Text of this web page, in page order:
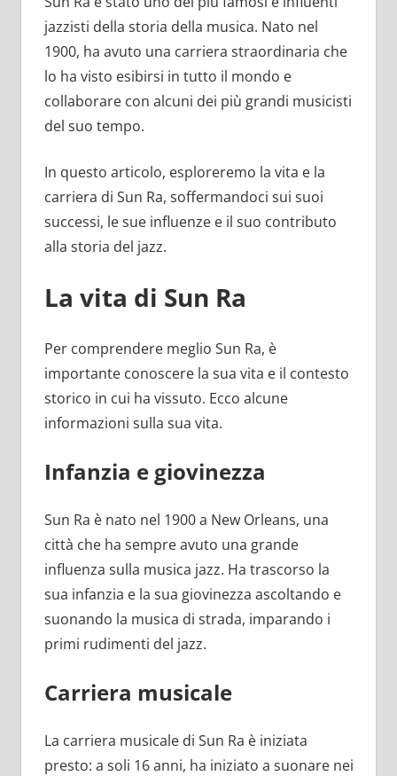
jazzisti della storia della musica. Nato nel
1900, ha avuto una carriera straordinaria che
lo ha visto esibirsi in tutto il mondo e
collaborare con alcuni dei più grandi musicisti
del suo tempo.
In questo articolo, esploreremo la vita e la
carriera di Sun Ra, soffermandoci sui suoi
successi, le sue influenze e il suo contributo
alla storia del jazz.
La vita di Sun Ra
Per comprendere meglio Sun Ra, è
importante conoscere la sua vita e il contesto
storico in cui ha vissuto. Ecco alcune
informazioni sulla sua vita.
Infanzia e giovinezza
Sun Ra è nato nel 1900 a New Orleans, una
città che ha sempre avuto una grande
influenza sulla musica jazz. Ha trascorso la
sua infanzia e la sua giovinezza ascoltando e
suonando la musica di strada, imparando i
primi rudimenti del jazz.
Carriera musicale
La carriera musicale di Sun Ra è iniziata
presto: a soli 16 anni, ha iniziato a suonare nei